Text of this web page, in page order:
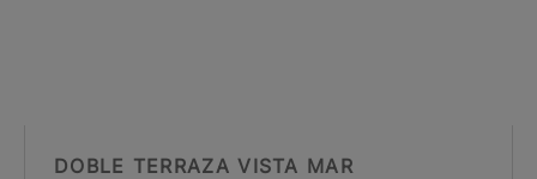
DOBLE TERRAZA VISTA MAR